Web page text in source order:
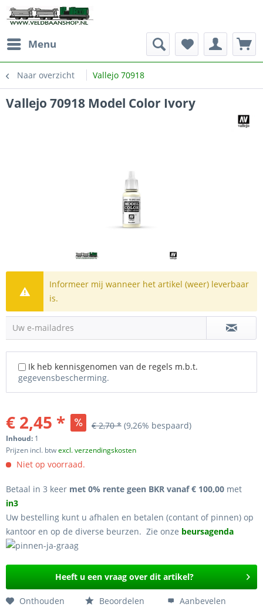
Menu
Naar overzicht Vallejo 70918
Vallejo 70918 Model Color Ivory
Informeer mij wanneer het artikel (weer) leverbaar
is.
Uw e-mailadres
Ik heb kennisgenomen van de regels m.b.t.
gegevensbescherming.
€ 2,45 * € 2,70 * (9,26% bespaard)
Inhoud: 1
Prijzen incl. btwexcl. verzendingskosten
Niet op voorraad.
Betaal in 3 keer met 0% rente geen BKR vanaf € 100,00 met
in3
Uw bestelling kunt u afhalen en betalen (contant of pinnen) op
kantoor en op de diverse beurzen. Zie onze beursagenda
Heeft u een vraag over dit artikel?
Onthouden Beoordelen Aanbevelen